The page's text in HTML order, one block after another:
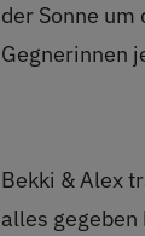
der Sonne
Gegnerinnen
Bekki & Alex
alles